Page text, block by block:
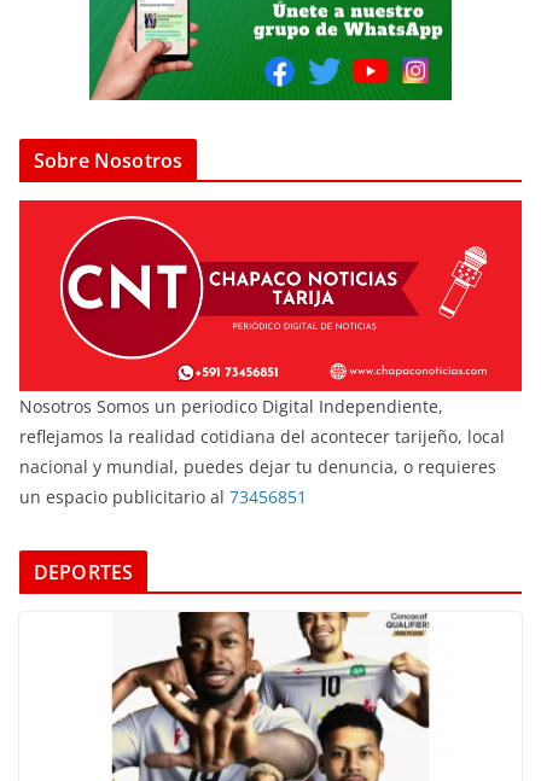
Sobre Nosotros
Nosotros Somos un periodico Digital Independiente,
reflejamos la realidad cotidiana del acontecer tarijeño, local
nacional y mundial, puedes dejar tu denuncia, o requieres
un espacio publicitario al 73456851
DEPORTES